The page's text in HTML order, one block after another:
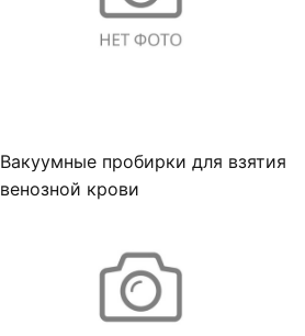
Вакуумные пробирки для взятия
венозной крови